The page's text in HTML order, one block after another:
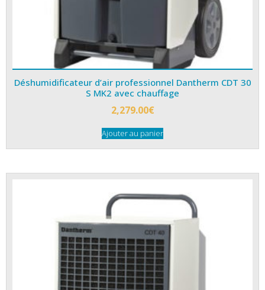
Déshumidificateur d’air professionnel Dantherm CDT 30
S MK2 avec chauffage
2,279.00€
Ajouter au panier